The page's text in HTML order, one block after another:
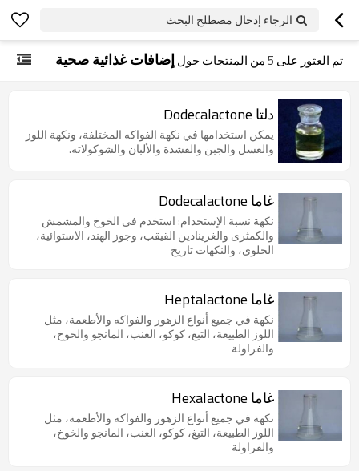
الرجاء إدخال مصطلح البحث
تم العثور على 5من المنتجات حولإضافات غذائية صحية
دلتا Dodecalactone
يمكن استخدامها في نكهة الفواكه المختلفة، ونكهة اللوز
والعسل والجبن والقشدة والألبان والشوكولاته.
غاما Dodecalactone
نكهة نسبة الإستخدام: استخدم في الخوخ والمشمش
والكمثرى والغرينادين القيقب، وجوز الهند، الاستوائية،
الحلوى، والنكهات تاريخ
غاما Heptalactone
نكهة في جميع أنواع الزهور والفواكه والأطعمة، مثل
اللوز الطبيعة، التبغ، كوكو، العنب، المانجو والخوخ،
والفراولة
غاما Hexalactone
نكهة في جميع أنواع الزهور والفواكه والأطعمة، مثل
اللوز الطبيعة، التبغ، كوكو، العنب، المانجو والخوخ،
والفراولة